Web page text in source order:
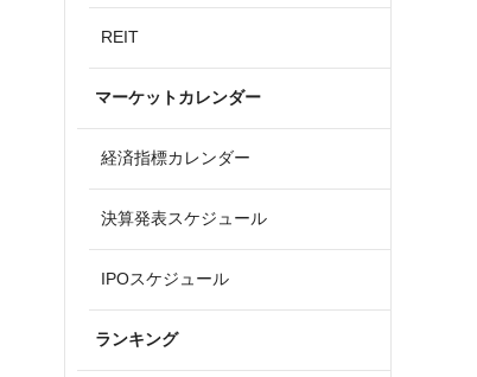
REIT
マーケットカレンダー
経済指標カレンダー
決算発表スケジュール
IPOスケジュール
ランキング